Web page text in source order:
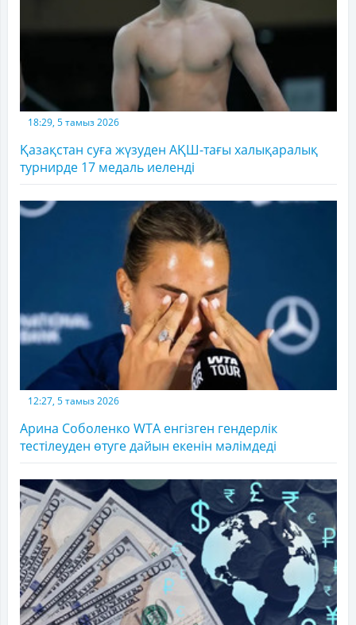
18:29, 5 тамыз 2026
Қазақстан суға жүзуден АҚШ-тағы халықаралық
турнирде 17 медаль иеленді
12:27, 5 тамыз 2026
Арина Соболенко WTA енгізген гендерлік
тестілеуден өтуге дайын екенін мәлімдеді